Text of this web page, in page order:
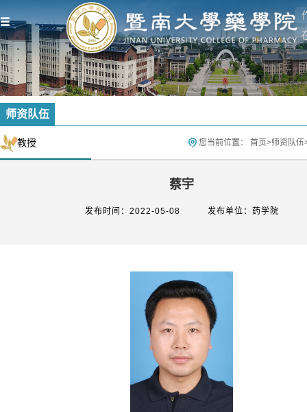
师资队伍
教授 您当前位置： 首页>师资队伍
蔡宇
发布时间：2022-05-08 发布单位：药学院